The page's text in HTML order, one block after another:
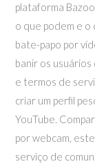
plataforma
o que podem e o
bate-papo por
banir os
e termos de
criar um perfil
YouTube.
por webcam,
serviço de